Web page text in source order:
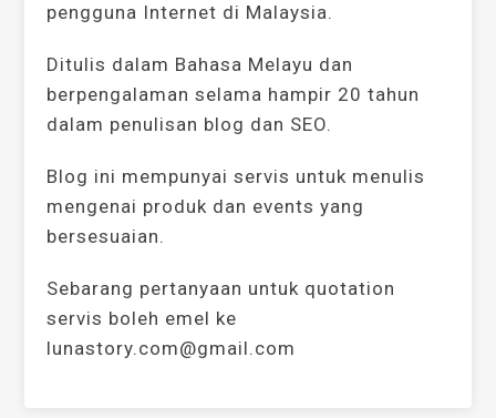
pengguna Internet di Malaysia.
Ditulis dalam Bahasa Melayu dan
berpengalaman selama hampir 20 tahun
dalam penulisan blog dan SEO.
Blog ini mempunyai servis untuk menulis
mengenai produk dan events yang
bersesuaian.
Sebarang pertanyaan untuk quotation
servis boleh emel ke
lunastory.com@gmail.com